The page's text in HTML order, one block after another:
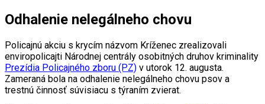
Odhalenie nelegálneho chovu
Policajnú akciu s krycím názvom Kríženec zrealizovali
enviropolicajti Národnej centrály osobitných druhov kriminality
Prezídia Policajného zboru (PZ) v utorok 12. augusta.
Zameraná bola na odhalenie nelegálneho chovu psov a
trestnú činnosť súvisiacu s týraním zvierat.